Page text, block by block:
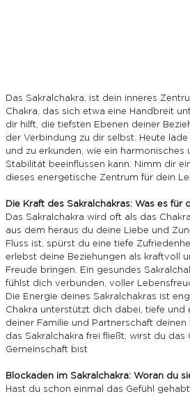
Das Sakralchakra, ist dein inneres
Chakra, das sich etwa eine Handbreit
dir hilft, die tiefsten Ebenen deiner
der Verbindung zu dir selbst. Heute
und zu erkunden, wie ein
Stabilität beeinflussen kann. Nimm dir
dieses energetische Zentrum für dein
Die Kraft des Sakralchakras: Was es für
Das Sakralchakra wird oft als das
aus dem heraus du deine Liebe und
Fluss ist, spürst du eine tiefe
erlebst deine Beziehungen als kraftvoll
Freude bringen. Ein gesundes
fühlst dich verbunden, voller
Die Energie deines Sakralchakras ist
Chakra unterstützt dich dabei, tiefe und
deiner Familie und Partnerschaft
das Sakralchakra frei fließt, wirst du
Gemeinschaft bist
Blockaden im Sakralchakra: Woran du
Hast du schon einmal das Gefühl